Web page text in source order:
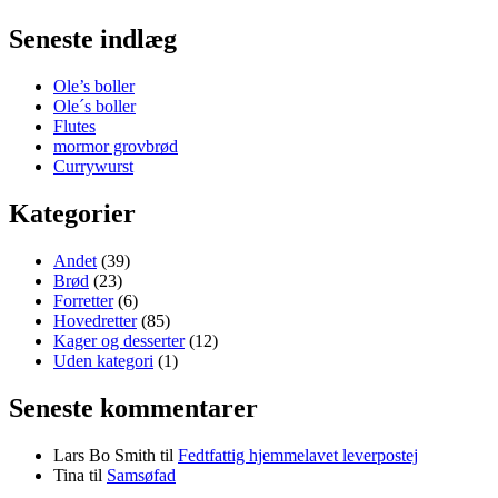
Seneste indlæg
Ole’s boller
Ole´s boller
Flutes
mormor grovbrød
Currywurst
Kategorier
Andet (39)
Brød (23)
Forretter(6)
Hovedretter(85)
Kager og desserter(12)
Uden kategori (1)
Seneste kommentarer
Lars Bo Smith til Fedtfattig hjemmelavet leverpostej
Tina til Samsøfad